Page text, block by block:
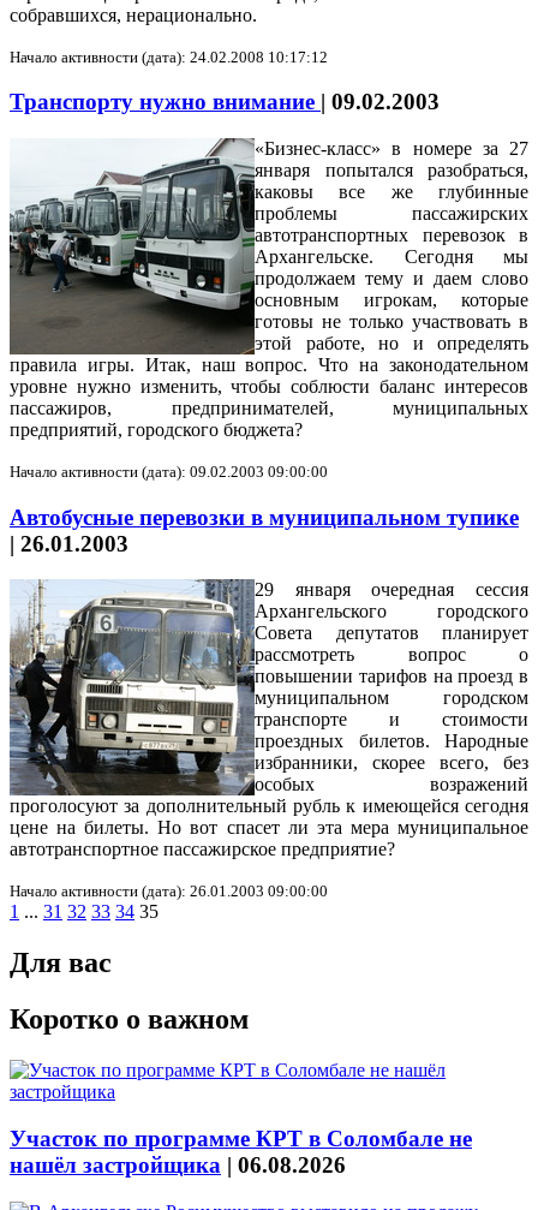
собравшихся, нерационально.
Начало активности (дата): 24.02.2008 10:17:12
Транспорту нужно внимание | 09.02.2003
«Бизнес-класс» в номере за 27
января попытался разобраться,
каковы все же глубинные
проблемы пассажирских
автотранспортных перевозок в
Архангельске. Сегодня мы
продолжаем тему и даем слово
основным игрокам, которые
готовы не только участвовать в
этой работе, но и определять
правила игры. Итак, наш вопрос. Что на законодательном
уровне нужно изменить, чтобы соблюсти баланс интересов
пассажиров, предпринимателей, муниципальных
предприятий, городского бюджета?
Начало активности (дата): 09.02.2003 09:00:00
Автобусные перевозки в муниципальном тупике
| 26.01.2003
29 января очередная сессия
Архангельского городского
Совета депутатов планирует
рассмотреть вопрос о
повышении тарифов на проезд в
муниципальном городском
транспорте и стоимости
проездных билетов. Народные
избранники, скорее всего, без
особых возражений
проголосуют за дополнительный рубль к имеющейся сегодня
цене на билеты. Но вот спасет ли эта мера муниципальное
автотранспортное пассажирское предприятие?
Начало активности (дата): 26.01.2003 09:00:00
1 ... 31 32 33 34 35
Для вас
Коротко о важном
Участок по программе КРТ в Соломбале не
нашёл застройщика | 06.08.2026